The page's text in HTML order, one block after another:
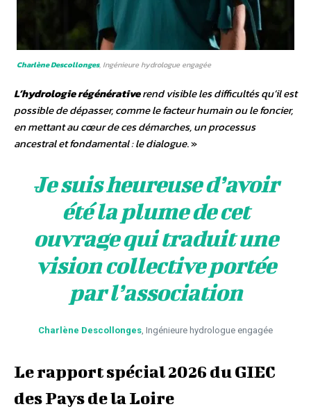
Charlène Descollonges, Ingénieure hydrologue engagée
L’hydrologie régénérativerend visible les difficultés qu’il est
possible de dépasser, comme le facteur humain ou le foncier,
en mettant au cœur de ces démarches, un processus
ancestral et fondamental : le dialogue. »
Je suis heureuse d’avoir
été la plume de cet
ouvrage qui traduit une
vision collective portée
par l’association
Charlène Descollonges, Ingénieure hydrologue engagée
Le rapport spécial 2026 du GIEC
des Pays de la Loire